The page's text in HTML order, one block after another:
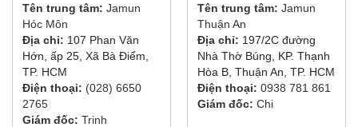
Tên trung tâm: Jamun
Hóc Môn
Địa chỉ: 107 Phan Văn
Hớn, ấp 25, Xã Bà Điểm,
TP. HCM
Điện thoại: (028) 6650
2765
Giám đốc: Trinh
Tên trung tâm: Jamun
Thuận An
Địa chỉ: 197/2C đường
Nhà Thờ Búng, KP. Thạnh
Hòa B, Thuận An, TP. HCM
Điện thoại: 0938 781 861
Giám đốc: Chi